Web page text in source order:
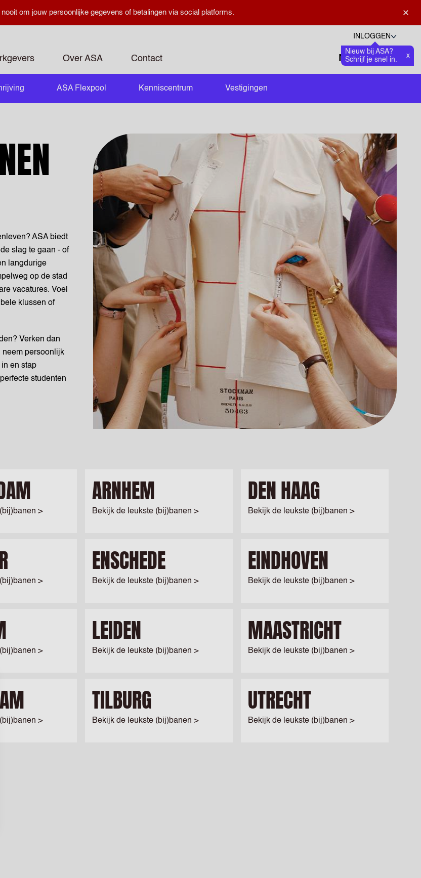
×
om jouw persoonlijke gegevens of betalingen via social platforms.
INLOGGEN
Nieuw bij ASA?
Schrijf je snel in.
x
Over ASA Contact
Talen
Zoeken openen
0
ASA Flexpool Kenniscentrum Vestigingen
ASA biedt
slag te gaan - of
langdurige
op de stad
vacatures. Voel
klussen of
Verken dan
neem persoonlijk
en stap
studenten
>
ARNHEM
Bekijk de leukste (bij)banen >
DEN HAAG
Bekijk de leukste (bij)banen >
>
ENSCHEDE
Bekijk de leukste (bij)banen >
EINDHOVEN
Bekijk de leukste (bij)banen >
>
LEIDEN
Bekijk de leukste (bij)banen >
MAASTRICHT
Bekijk de leukste (bij)banen >
>
TILBURG
Bekijk de leukste (bij)banen >
UTRECHT
Bekijk de leukste (bij)banen >